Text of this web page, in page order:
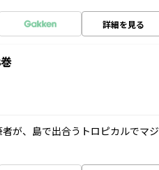
詳細を見る
が、島で出合うトロピカルでマジ